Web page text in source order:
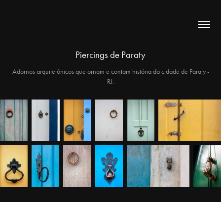
Piercings de Paraty
Adornos arquitetônicos que ornam e contam história da cidade de Paraty -
RJ.